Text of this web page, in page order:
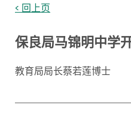
< 回上页
保良局马锦明中学
教育局局长蔡若莲博士